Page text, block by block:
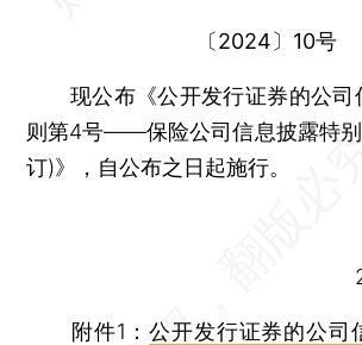
〔2024〕10号
现公布《公开发行证券的公司
则第4号——保险公司信息披露特
订)》，自公布之日起施行。
附件1：公开发行证券的公司